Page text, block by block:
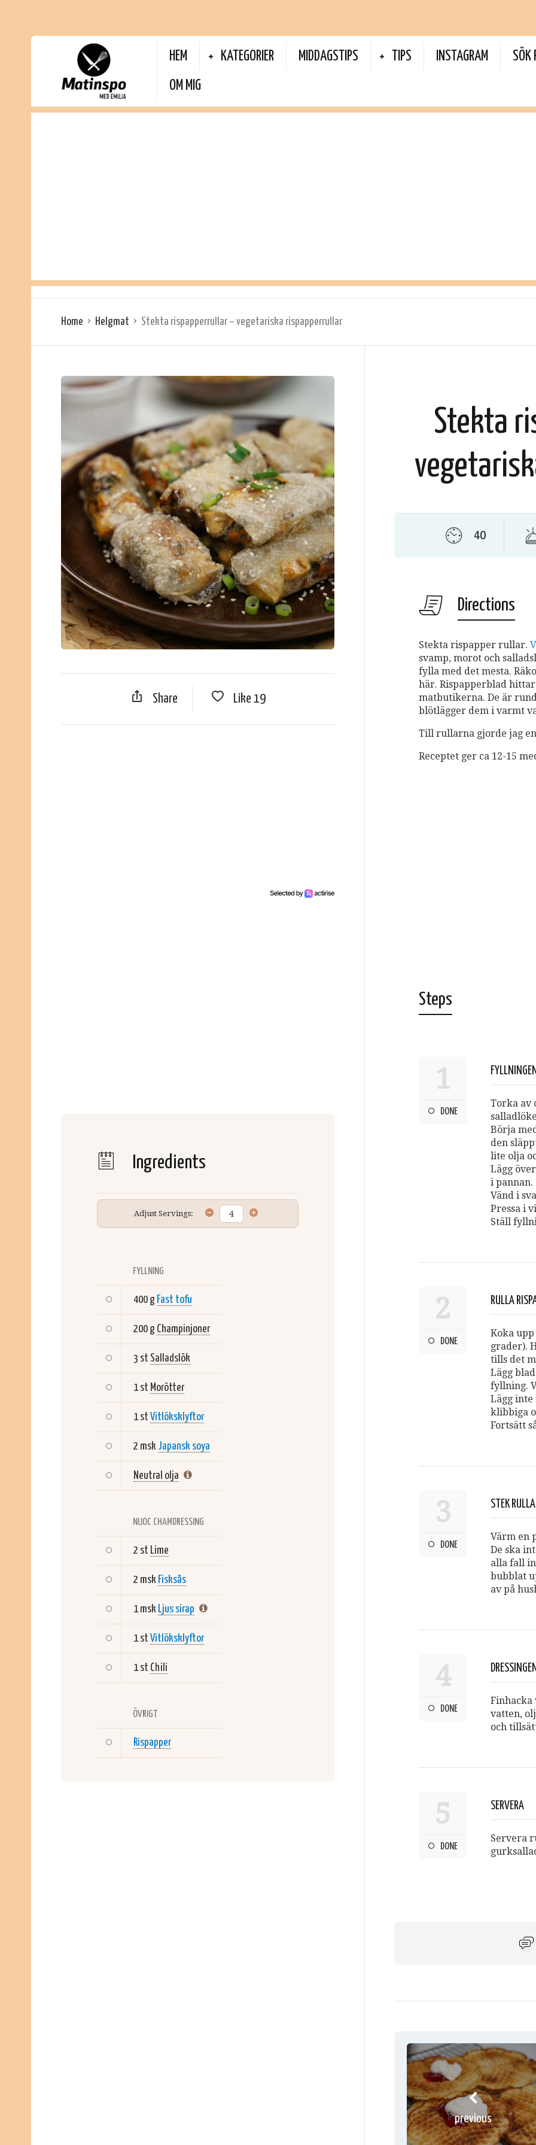
HEM KATEGORIER MIDDAGSTIPS TIPS INSTAGRAM SÖK
OM MIG
Home Helgmat Stekta rispapperrullar – vegetariska rispapperrullar
Share Like 19
Ingredients
Adjust Servings:
FYLLNING
400 g Fast tofu
200 g Champinjoner
3 st Salladslök
1 st Morötter
1 st Vitlöksklyftor
2 msk Japansk soya
Neutral olja
NUOC CHAMDRESSING
2 st Lime
2 msk Fisksås
1 msk Ljus sirap
1 st Vitlöksklyftor
1 st Chili
ÖVRIGT
Rispapper
Stekta
40
Directions
Stekta rispapper rullar.
svamp, morot och
fylla med det mesta.
här. Rispapperblad
matbutikerna. De är
blötlägger dem i varmt
Till rullarna gjorde jag
Receptet ger ca 12-15
Steps
1
DONE
Torka av
Börja
den
lite olja
Lägg
i
Vänd i
Pressa i
Ställ
2
DONE
RULLA
Koka
grader).
tills det
Lägg
fyllning.
Lägg
klibbiga
Fortsätt
3
DONE
STEK
Värm en
De ska
alla fall
bubblat
av på
4
DONE
Finhacka
vatten,
och
5
DONE
SERVERA
Servera
previous